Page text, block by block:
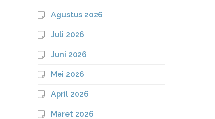
Agustus 2026
Juli 2026
Juni 2026
Mei 2026
April 2026
Maret 2026